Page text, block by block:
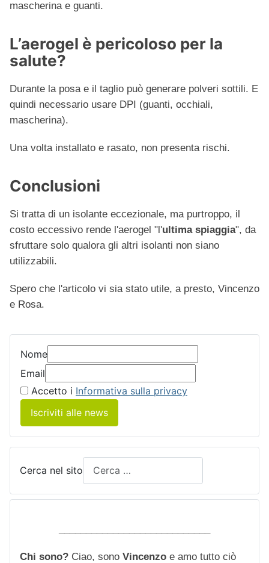
mascherina e guanti.
L’aerogel è pericoloso per la
salute?
Durante la posa e il taglio può generare polveri sottili. E
quindi necessario usare DPI (guanti, occhiali,
mascherina).
Una volta installato e rasato, non presenta rischi.
Conclusioni
Si tratta di un isolante eccezionale, ma purtroppo, il
costo eccessivo rende l'aerogel "l'ultima spiaggia", da
sfruttare solo qualora gli altri isolanti non siano
utilizzabili.
Spero che l'articolo vi sia stato utile, a presto, Vincenzo
e Rosa.
Nome
Email
Accetto i Informativa sulla privacy
Iscriviti alle news
Cerca nel sito
Chi sono? Ciao, sono Vincenzo e amo tutto ciò